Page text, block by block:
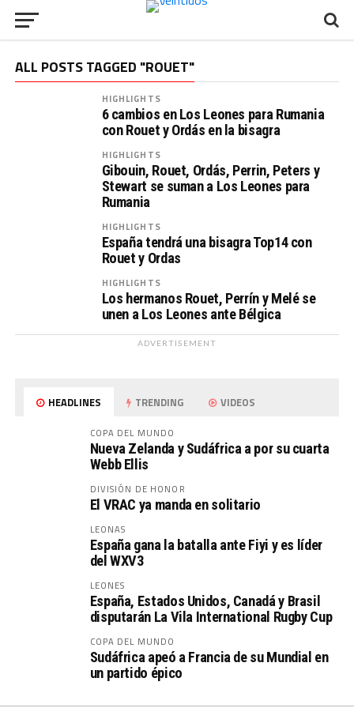
ALL POSTS TAGGED "ROUET"
HIGHLIGHTS
6 cambios en Los Leones para Rumania
con Rouet y Ordás en la bisagra
HIGHLIGHTS
Gibouin, Rouet, Ordás, Perrin, Peters y
Stewart se suman a Los Leones para
Rumania
HIGHLIGHTS
España tendrá una bisagra Top14 con
Rouet y Ordas
HIGHLIGHTS
Los hermanos Rouet, Perrín y Melé se
unen a Los Leones ante Bélgica
ADVERTISEMENT
HEADLINES TRENDING VIDEOS
COPA DEL MUNDO
Nueva Zelanda y Sudáfrica a por su cuarta
Webb Ellis
DIVISIÓN DE HONOR
El VRAC ya manda en solitario
LEONAS
España gana la batalla ante Fiyi y es líder
del WXV3
LEONES
España, Estados Unidos, Canadá y Brasil
disputarán La Vila International Rugby Cup
COPA DEL MUNDO
Sudáfrica apeó a Francia de su Mundial en
un partido épico